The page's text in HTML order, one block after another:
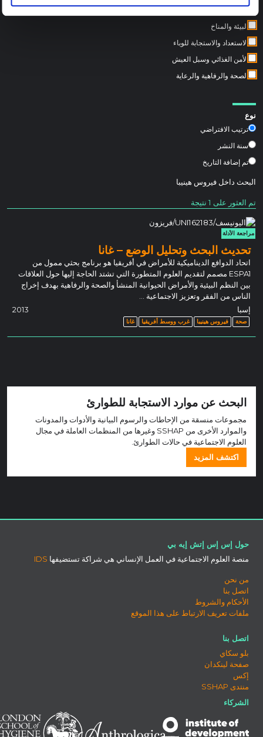
البيئة والمناخ
الاستعداد والاستجابة للوباء
الأمن الغذائي وسبل العيش
الصحة والرفاهية والرعاية
نوع
ترتيب الافتراضي
سنة النشر
تم إضافة التاريخ
البحث داخلفيروس هينيبا
تم العثور على 1 نتيجة
مراجعة الأدلة
تحديث البحث وتحليل الوضع – غانا
اتحاد الدوافع الديناميكية للأمراض في أفريقيا هو برنامج بحثي ممول من
ESPA1 مصمم لتقديم العلوم المتطورة التي تشتد الحاجة إليها حول العلاقات
بين النظم البيئية والأمراض الحيوانية المنشأ والصحة والرفاهية بهدف إخراج
الناس من الفقر وتعزيز الاجتماعية ...
إسبا
2013
صحة فيروس هينيبا غرب ووسط أفريقيا غانا
البحث عن موارد الاستجابة للطوارئ
مجموعات منسقة من الإحاطات والرسوم البيانية والأدوات والمدونات
والموارد الأخرى من SSHAP وغيرها من المنظمات العاملة في مجال
العلوم الاجتماعية في حالات الطوارئ.
اكتشف المزيد
حول إس إس إتش إيه بي
منصة العلوم الاجتماعية في العمل الإنساني هي شراكة تستضيفهاIDS
من نحن
اتصل بنا
الأحكام والشروط
ملفات تعريف الارتباط على هذا الموقع
اتصل بنا
بلو سكاي
صفحة لينكدان
إكس
منتدى SSHAP
الشركاء